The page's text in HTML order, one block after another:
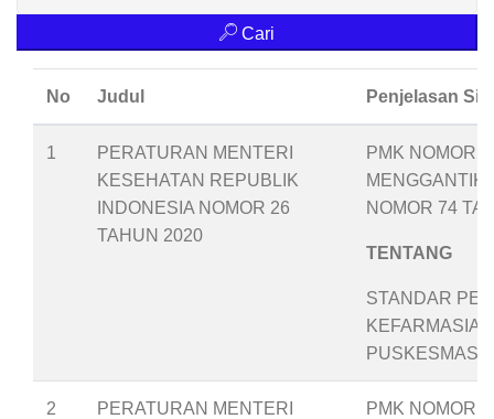
Cari
No Judul Penjelasan
1
PERATURAN MENTERI
KESEHATAN REPUBLIK
INDONESIA NOMOR 26
TAHUN 2020
PMK NOMOR
NOMOR 74
TENTANG
STANDAR
PUSKESMAS
2
PERATURAN MENTERI
PMK NOMOR